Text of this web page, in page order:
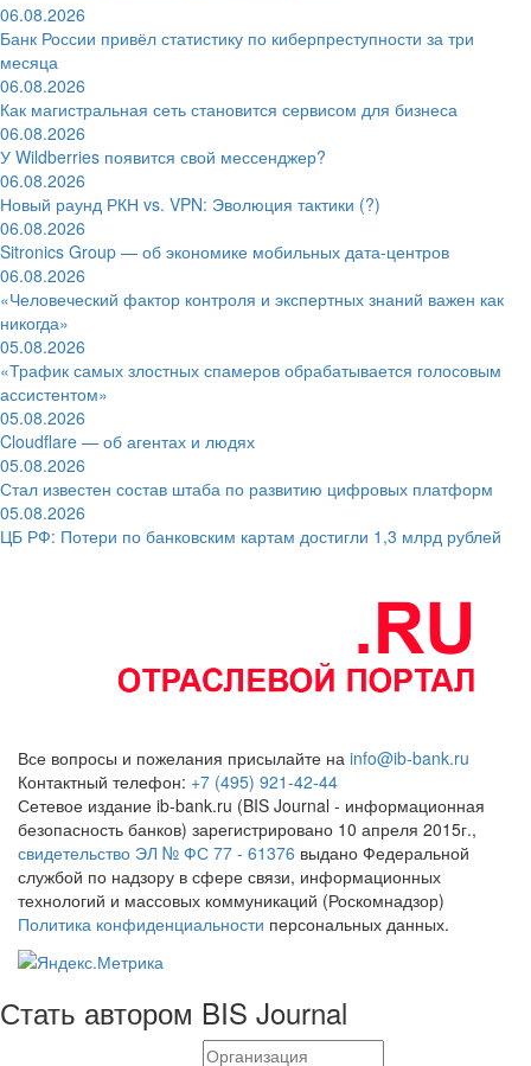
06.08.2026
Банк России привёл статистику по киберпреступности за три
месяца
06.08.2026
Как магистральная сеть становится сервисом для бизнеса
06.08.2026
У Wildberries появится свой мессенджер?
06.08.2026
Новый раунд РКН vs. VPN: Эволюция тактики (?)
06.08.2026
Sitronics Group — об экономике мобильных дата-центров
06.08.2026
«Человеческий фактор контроля и экспертных знаний важен как
никогда»
05.08.2026
«Трафик самых злостных спамеров обрабатывается голосовым
ассистентом»
05.08.2026
Cloudflare — об агентах и людях
05.08.2026
Стал известен состав штаба по развитию цифровых платформ
05.08.2026
ЦБ РФ: Потери по банковским картам достигли 1,3 млрд рублей
Все вопросы и пожелания присылайте на info@ib-bank.ru
Контактный телефон: +7 (495) 921-42-44
Сетевое издание ib-bank.ru (BIS Journal - информационная
безопасность банков) зарегистрировано 10 апреля 2015г.,
свидетельство ЭЛ № ФС 77 - 61376 выдано Федеральной
службой по надзору в сфере связи, информационных
технологий и массовых коммуникаций (Роскомнадзор)
Политика конфиденциальности персональных данных.
Стать автором BIS Journal